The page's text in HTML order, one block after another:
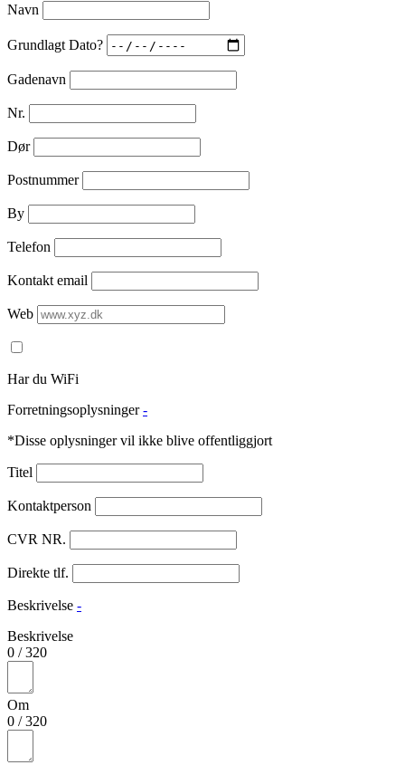
Navn
Grundlagt Dato?
Gadenavn
Nr.
Dør
Postnummer
By
Telefon
Kontakt email
Web
Har du WiFi
Forretningsoplysninger -
*Disse oplysninger vil ikke blive offentliggjort
Titel
Kontaktperson
CVR NR.
Direkte tlf.
Beskrivelse -
Beskrivelse
0 /320
Om
0 /320